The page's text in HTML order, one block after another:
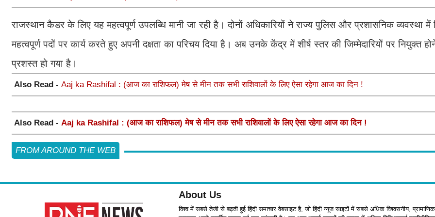
राजस्थान कैडर के लिए यह महत्वपूर्ण उपलब्धि मानी जा रही है। दोनों अधिकारियों ने राज्य पुलिस और प्रशासनिक व्यवस्था में
महत्वपूर्ण पदों पर कार्य करते हुए अपनी दक्षता का परिचय दिया है। अब उनके केंद्र में शीर्ष स्तर की जिम्मेदारियों पर नियुक्त
प्रशस्त हो गया है।
Also Read - Aaj ka Rashifal : (आज का राशिफल) मेष से मीन तक सभी राशिवालों के लिए ऐसा रहेगा आज का दिन !
Also Read - Aaj ka Rashifal : (आज का राशिफल) मेष से मीन तक सभी राशिवालों के लिए ऐसा रहेगा आज का दिन !
FROM AROUND THE WEB
About Us
विश्व में सबसे तेजी से बढ़ती हुई हिंदी समाचार वेबसाइट है, जो हिंदी न्यूज साइटों में सबसे अधिक विश्वसनीय, प्रामाणिक